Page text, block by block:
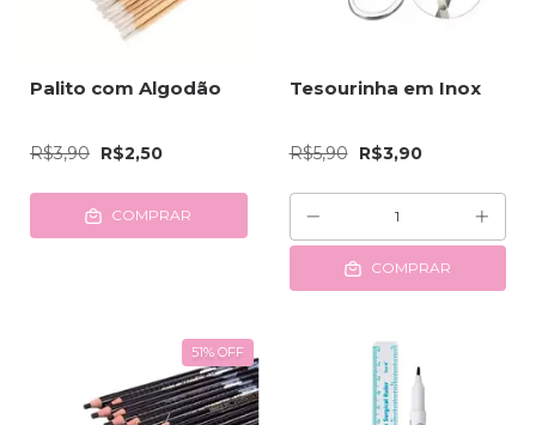
Palito com Algodão
R$3,90 R$2,50
COMPRAR
Tesourinha em Inox
R$5,90 R$3,90
COMPRAR
51% OFF